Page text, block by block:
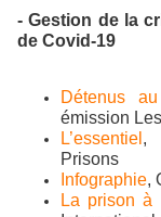
- Gestion de la
de Covid-19
Détenus
émission
L’essentiel ,
Prisons
Infographie,
La prison à